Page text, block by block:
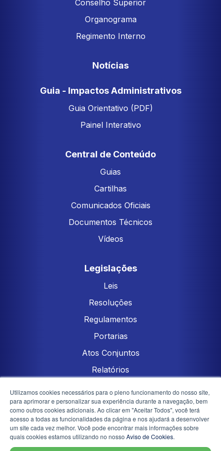
Conselho Superior
Organograma
Regimento Interno
Notícias
Guia - Impactos Administrativos
Guia Orientativo (PDF)
Painel Interativo
Central de Conteúdo
Guias
Cartilhas
Comunicados Oficiais
Documentos Técnicos
Vídeos
Legislações
Leis
Resoluções
Regulamentos
Portarias
Atos Conjuntos
Relatórios
Transparência
Portal de Serviços
Utilizamos cookies necessários para o pleno funcionamento do nosso site,
para aprimorar e personalizar sua experiência durante a navegação, bem
como outros cookies adicionais. Ao clicar em "Aceitar Todos", você terá
acesso a todas as funcionalidades da página e nos ajudará a desenvolver
um site cada vez melhor. Você pode encontrar mais informações sobre
quais cookies estamos utilizando no nosso Aviso de Cookies.